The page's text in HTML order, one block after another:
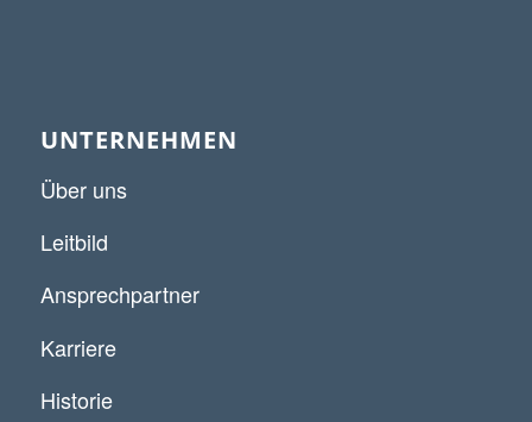
UNTERNEHMEN
Über uns
Leitbild
Ansprechpartner
Karriere
Historie